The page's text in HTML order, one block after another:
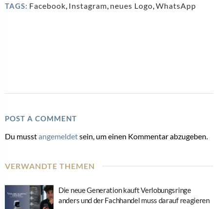
TAGS: Facebook, Instagram, neues Logo,WhatsApp
POST A COMMENT
Du musstangemeldetsein, um einen Kommentar abzugeben.
VERWANDTE THEMEN
Die neue Generation kauft Verlobungsringe
anders und der Fachhandel muss darauf reagieren